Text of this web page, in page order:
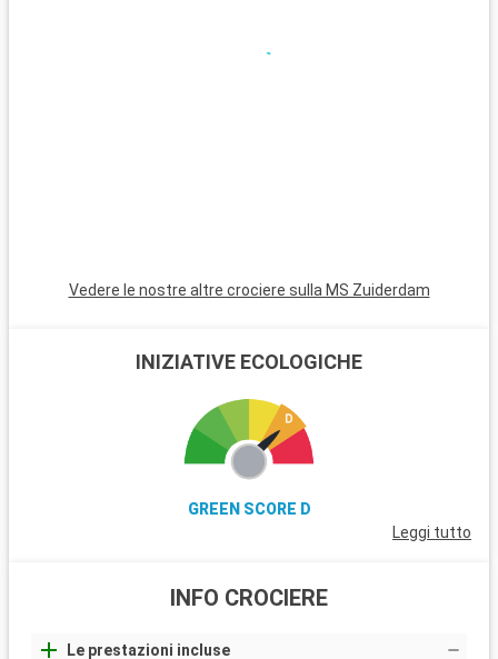
Vedere le nostre altre crociere sulla MS Zuiderdam
INIZIATIVE ECOLOGICHE
GREEN SCORE D
Leggi tutto
INFO CROCIERE
Le prestazioni incluse